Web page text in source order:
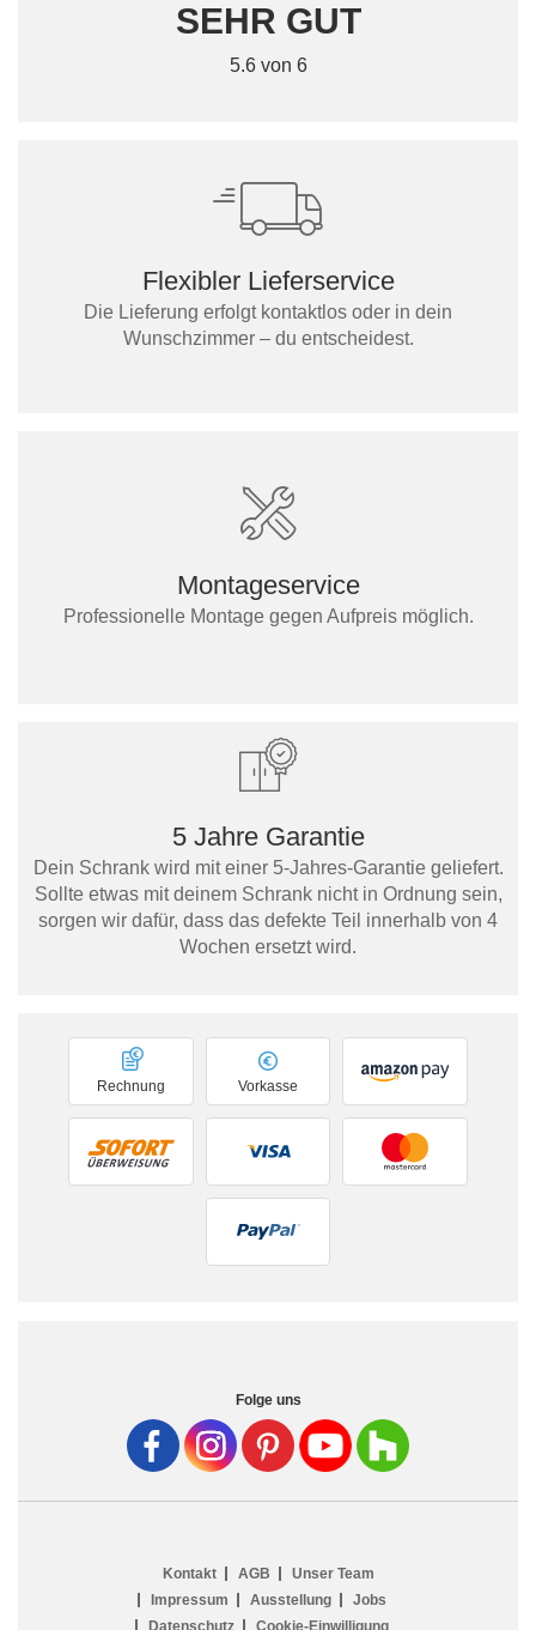
SEHR GUT
5.6 von 6
Flexibler Lieferservice
Die Lieferung erfolgt kontaktlos oder in dein
Wunschzimmer – du entscheidest.
Montageservice
Professionelle Montage gegen Aufpreis möglich.
5 Jahre Garantie
Dein Schrank wird mit einer 5-Jahres-Garantie geliefert.
Sollte etwas mit deinem Schrank nicht in Ordnung sein,
sorgen wir dafür, dass das defekte Teil innerhalb von 4
Wochen ersetzt wird.
Vorkasse
Rechnung
Folge uns
Kontakt AGB
Unser Team
Impressum
Ausstellung
Jobs
Datenschutz
Cookie-Einwilligung